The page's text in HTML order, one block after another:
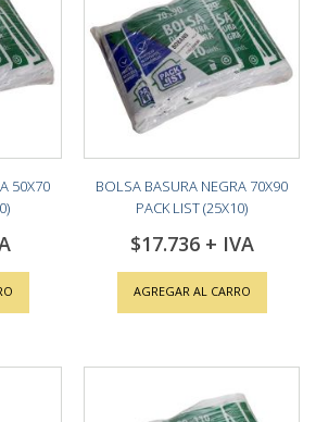
50X70
BOLSA BASURA NEGRA 70X90
PACK LIST (25X10)
$17.736
AGREGAR AL CARRO